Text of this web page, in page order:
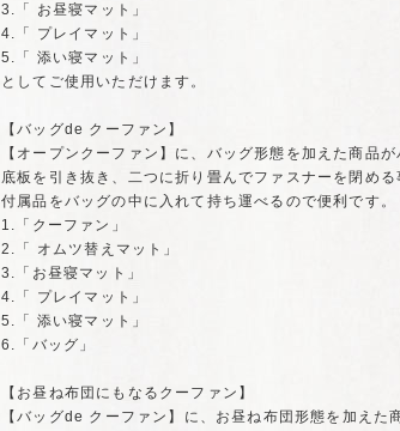
3.「 お昼寝マット」
4.「 プレイマット」
5.「 添い寝マット」
としてご使用いただけます。
【バッグde クーファン】
【オープンクーファン】に、バッグ形態を加えた商品
底板を引き抜き、二つに折り畳んでファスナーを閉め
付属品をバッグの中に入れて持ち運べるので便利です。
1.「クーファン」
2.「 オムツ替えマット」
3.「お昼寝マット」
4.「 プレイマット」
5.「 添い寝マット」
6.「バッグ」
【お昼ね布団にもなるクーファン】
【バッグde クーファン】に、お昼ね布団形態を加えた